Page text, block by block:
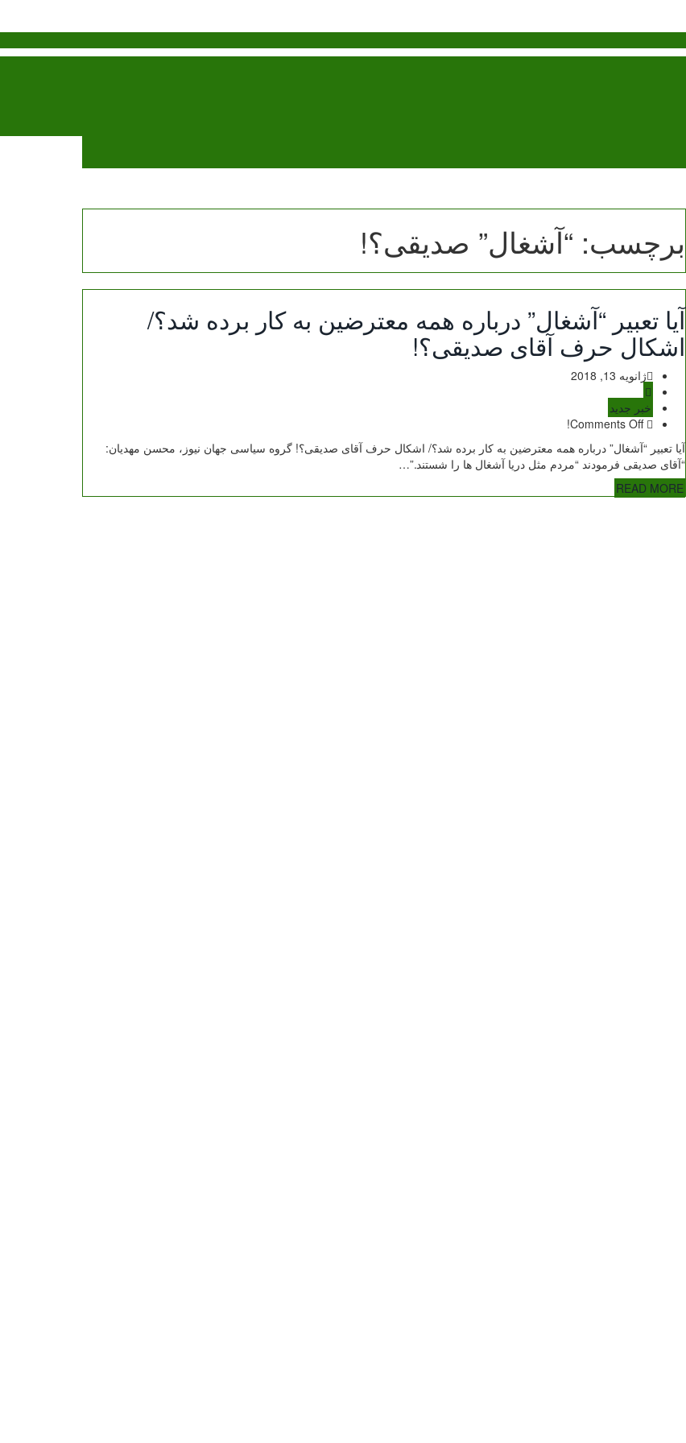
برچسب: “آشغال” صدیقی؟!
آیا تعبیر “آشغال” درباره همه معترضین به کار برده شد؟/
اشکال حرف آقای صدیقی؟!
ژانویه 13, 2018
خبر جدید
Comments Off!
آیا تعبیر “آشغال” درباره همه معترضین به کار برده شد؟/ اشکال حرف آقای صدیقی؟! گروه سیاسی جهان نیوز، محسن مهدیان:
“آقای صدیقی فرمودند “مردم مثل دریا آشغال ها را شستند.”…
READ MORE